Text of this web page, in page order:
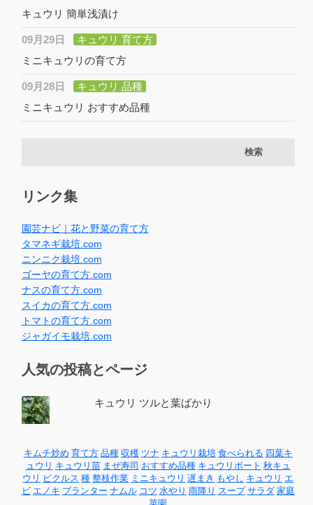
キュウリ 簡単浅漬け
09月29日
キュウリ 育て方
ミニキュウリの育て方
09月28日
キュウリ 品種
ミニキュウリ おすすめ品種
リンク集
園芸ナビ｜花と野菜の育て方
タマネギ栽培.com
ニンニク栽培.com
ゴーヤの育て方.com
ナスの育て方.com
スイカの育て方.com
トマトの育て方.com
ジャガイモ栽培.com
人気の投稿とページ
キュウリ ツルと葉ばかり
キムチ炒め 育て方 品種 収穫 ツナ キュウリ栽培 食べられる 四葉キ
ュウリ キュウリ苗 まぜ寿司 おすすめ品種 キュウリボート 秋キュ
ウリ ピクルス 種 整枝作業 ミニキュウリ 遅まき もやし キュウリ エ
ビ エノキ プランター ナムル コツ 水やり 雨降り スープ サラダ 家庭